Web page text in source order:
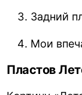
Задний
Мои
Пластов